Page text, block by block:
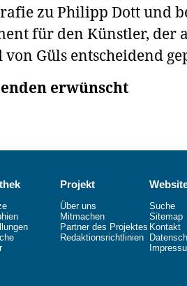
zu Philipp Dott und
für den Künstler, der
Güls entscheidend
erwünscht
Projekt
Über uns
Mitmachen
Partner des Projektes
Redaktionsrichtlinien
Suche
Sitemap
Kontakt